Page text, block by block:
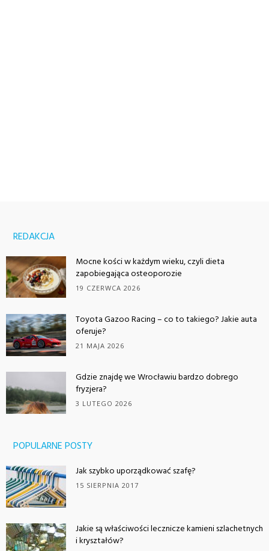
REDAKCJA
Mocne kości w każdym wieku, czyli dieta
zapobiegająca osteoporozie
19 CZERWCA 2026
Toyota Gazoo Racing – co to takiego? Jakie auta
oferuje?
21 MAJA 2026
Gdzie znajdę we Wrocławiu bardzo dobrego
fryzjera?
3 LUTEGO 2026
POPULARNE POSTY
Jak szybko uporządkować szafę?
15 SIERPNIA 2017
Jakie są właściwości lecznicze kamieni szlachetnych
i kryształów?